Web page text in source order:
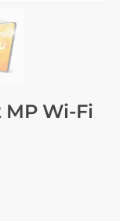
MP Wi-Fi